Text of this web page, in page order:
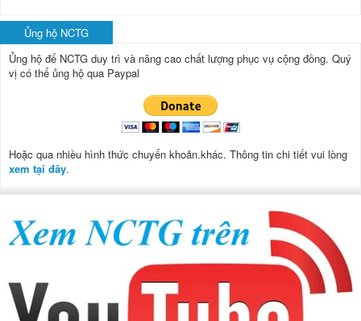
Ủng hộ NCTG
Ủng hộ để NCTG duy trì và nâng cao chất lượng phục vụ cộng đồng. Quý
vị có thể ủng hộ qua Paypal
Hoặc qua nhiều hình thức chuyển khoản.khác. Thông tin chi tiết vui lòng
xem tại đây.